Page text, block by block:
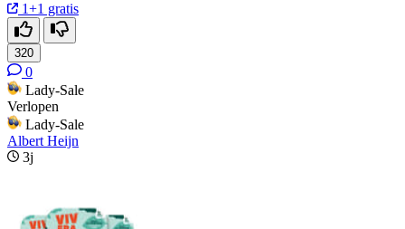
1+1 gratis
320
0
Lady-Sale
Verlopen
Lady-Sale
Albert Heijn
3j